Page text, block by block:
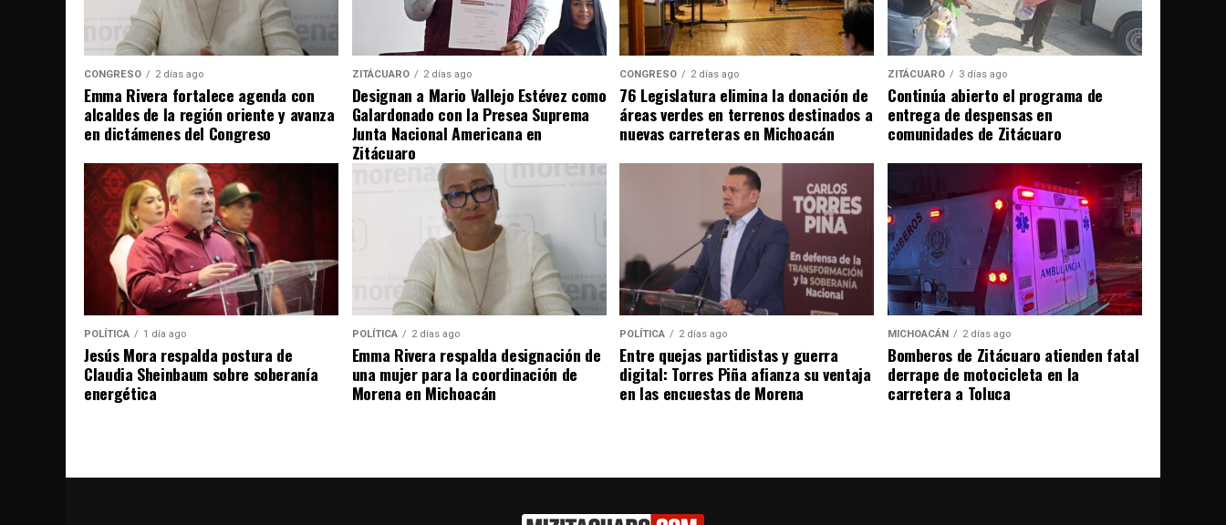
CONGRESO 2 días ago
Emma Rivera fortalece agenda con
alcaldes de la región oriente y avanza
en dictámenes del Congreso
ZITÁCUARO 2 días ago
Designan a Mario Vallejo Estévez como
Galardonado con la Presea Suprema
Junta Nacional Americana en
Zitácuaro
CONGRESO 2 días ago
76 Legislatura elimina la donación de
áreas verdes en terrenos destinados a
nuevas carreteras en Michoacán
ZITÁCUARO 3 días ago
Continúa abierto el programa de
entrega de despensas en
comunidades de Zitácuaro
POLÍTICA 1 día ago
Jesús Mora respalda postura de
Claudia Sheinbaum sobre soberanía
energética
POLÍTICA 2 días ago
Emma Rivera respalda designación de
una mujer para la coordinación de
Morena en Michoacán
POLÍTICA 2 días ago
Entre quejas partidistas y guerra
digital: Torres Piña afianza su ventaja
en las encuestas de Morena
MICHOACÁN 2 días ago
Bomberos de Zitácuaro atienden fatal
derrape de motocicleta en la
carretera a Toluca